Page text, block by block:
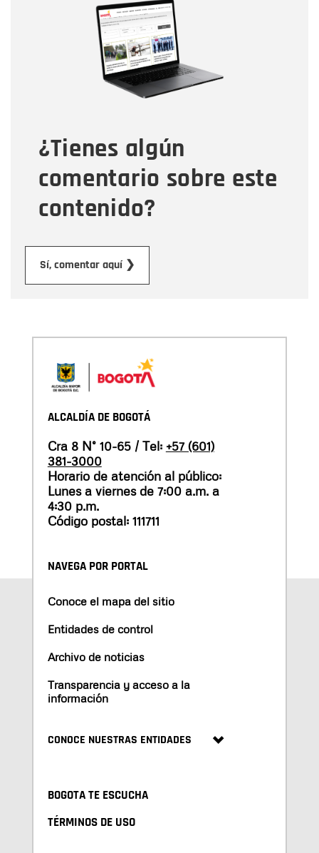
¿Tienes algún
comentario sobre este
contenido?
Sí, comentar aquí ❯
Correo electrónico
Tipo de comentario
Mensaje
ALCALDÍA DE BOGOTÁ
Cra 8 N° 10-65 / Tel: +57 (601)
381-3000
Horario de atención al público:
Lunes a viernes de 7:00 a.m. a
4:30 p.m.
Código postal: 111711
NAVEGA POR PORTAL
Conoce el mapa del sitio
Entidades de control
Archivo de noticias
Transparencia y acceso a la
información
CONOCE NUESTRAS ENTIDADES
BOGOTA TE ESCUCHA
TÉRMINOS DE USO